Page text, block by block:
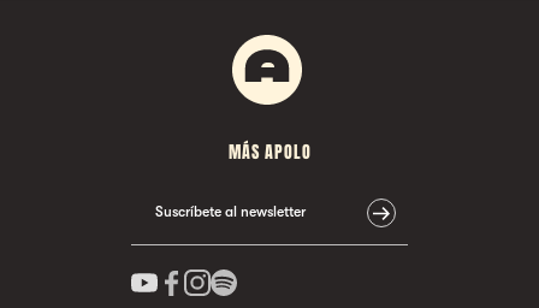
MÁS APOLO
Suscríbete al newsletter